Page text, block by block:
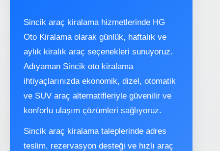
Sincik araç kiralama hizmetlerinde HG
Oto Kiralama olarak günlük, haftalık ve
aylık kiralık araç seçenekleri sunuyoruz.
Adıyaman Sincik oto kiralama
ihtiyaçlarınızda ekonomik, dizel, otomatik
ve SUV araç alternatifleriyle güvenilir ve
konforlu ulaşım çözümleri sağlıyoruz.
Sincik araç kiralama taleplerinde adres
teslim, rezervasyon desteği ve hızlı araç